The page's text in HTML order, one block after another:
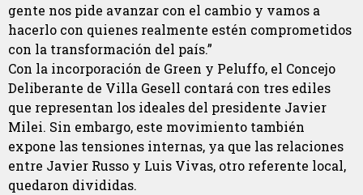
gente nos pide avanzar con el cambio y vamos a
hacerlo con quienes realmente estén comprometidos
con la transformación del país.”
Con la incorporación de Green y Peluffo, el Concejo
Deliberante de Villa Gesell contará con tres ediles
que representan los ideales del presidente Javier
Milei. Sin embargo, este movimiento también
expone las tensiones internas, ya que las relaciones
entre Javier Russo y Luis Vivas, otro referente local,
quedaron divididas.